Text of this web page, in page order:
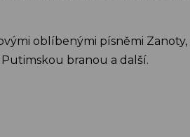
oblíbenými písněmi
branou a další.